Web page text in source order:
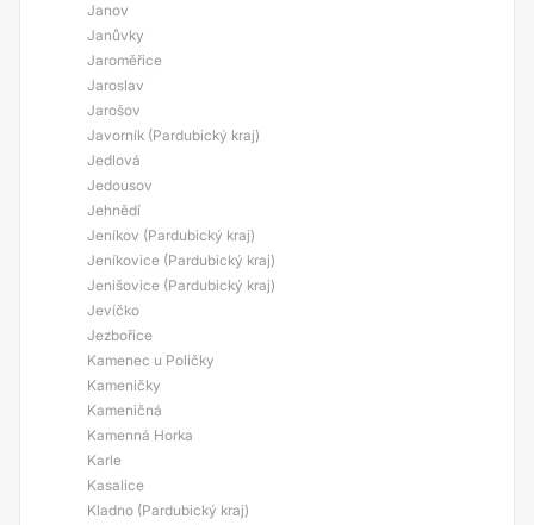
Janov
Janůvky
Jaroměřice
Jaroslav
Jarošov
Javorník (Pardubický kraj)
Jedlová
Jedousov
Jehnědí
Jeníkov (Pardubický kraj)
Jeníkovice (Pardubický kraj)
Jenišovice (Pardubický kraj)
Jevíčko
Jezbořice
Kamenec u Poličky
Kameničky
Kameničná
Kamenná Horka
Karle
Kasalice
Kladno (Pardubický kraj)